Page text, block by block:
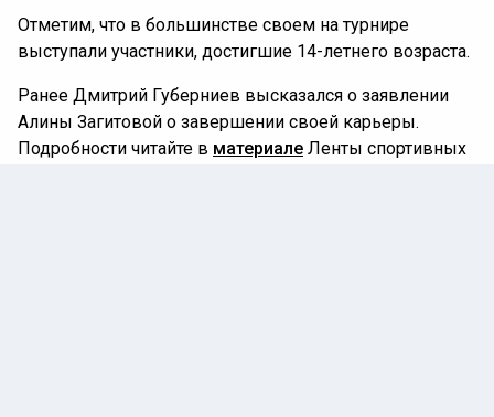
Отметим, что в большинстве своем на турнире
выступали участники, достигшие 14-летнего возраста.
Ранее Дмитрий Губерниев высказался о заявлении
Алины Загитовой о завершении своей карьеры.
Подробности читайте в материале Ленты спортивных